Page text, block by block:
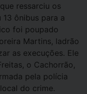
ressarciu os
ônibus para a
foi poupado
Martins, ladrão
as execuções. Ele
o Cachorrão,
pela polícia
do crime.